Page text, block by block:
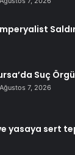
Suç
Ağustos 7, 2026
yasaya sert